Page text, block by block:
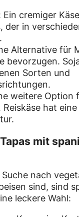
Ein cremiger
der in
Alternative für
bevorzugen.
Sorten und
weitere Option
Reiskäse hat
mit
nach
sind, sind
leckere Wahl: